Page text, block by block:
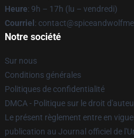
Heure: 9h – 17h (lu – vendredi)
Courriel :
Notre société
Sur nous
Conditions générales
Politiques de confidentialité
DMCA - Politique sur le droit
Le présent règlement entre en
publication au Journal officiel de